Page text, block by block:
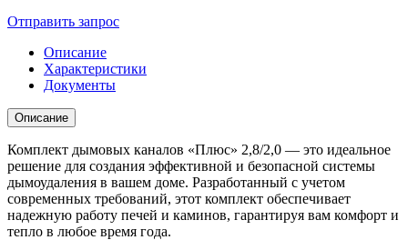
Отправить запрос
Описание
Характеристики
Документы
Описание
Комплект дымовых каналов «Плюс» 2,8/2,0 — это идеальное
решение для создания эффективной и безопасной системы
дымоудаления в вашем доме. Разработанный с учетом
современных требований, этот комплект обеспечивает
надежную работу печей и каминов, гарантируя вам комфорт и
тепло в любое время года.